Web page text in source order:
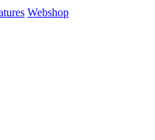
Webshop